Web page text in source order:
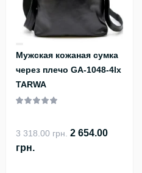
Мужская кожаная сумка
через плечо GA-1048-4lx
TARWA
3 318.00 грн. 2 654.00
грн.